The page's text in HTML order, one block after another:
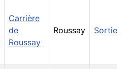
Carrière
de
Roussay
Roussay Sorties